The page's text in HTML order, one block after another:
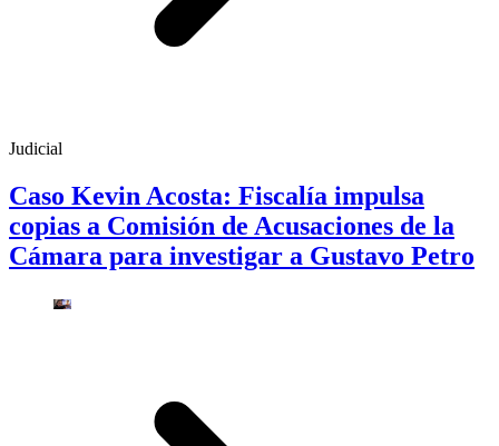
Judicial
Caso Kevin Acosta: Fiscalía impulsa
copias a Comisión de Acusaciones de la
Cámara para investigar a Gustavo Petro